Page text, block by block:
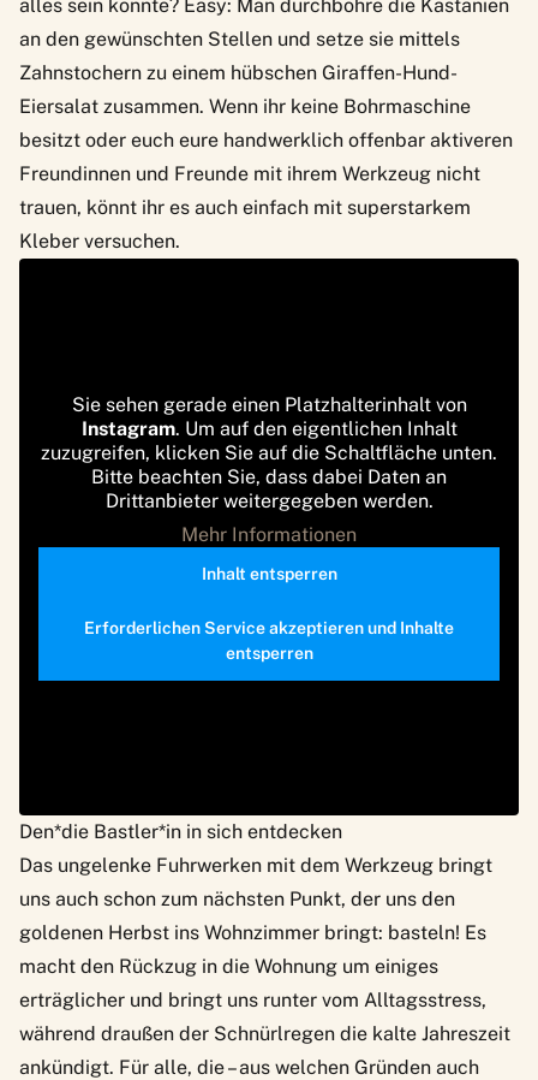
alles sein könnte? Easy: Man durchbohre die Kastanien
an den gewünschten Stellen und setze sie mittels
Zahnstochern zu einem hübschen Giraffen-Hund-
Eiersalat zusammen. Wenn ihr keine Bohrmaschine
besitzt oder euch eure handwerklich offenbar aktiveren
Freundinnen und Freunde mit ihrem Werkzeug nicht
trauen, könnt ihr es auch einfach mit superstarkem
Kleber versuchen.
Sie sehen gerade einen Platzhalterinhalt von
Instagram. Um auf den eigentlichen Inhalt
zuzugreifen, klicken Sie auf die Schaltfläche unten.
Bitte beachten Sie, dass dabei Daten an
Drittanbieter weitergegeben werden.
Mehr Informationen
Inhalt entsperren
Erforderlichen Service akzeptieren und Inhalte
entsperren
Den*die Bastler*in in sich entdecken
Das ungelenke Fuhrwerken mit dem Werkzeug bringt
uns auch schon zum nächsten Punkt, der uns den
goldenen Herbst ins Wohnzimmer bringt: basteln! Es
macht den Rückzug in die Wohnung um einiges
erträglicher und bringt uns runter vom Alltagsstress,
während draußen der Schnürlregen die kalte Jahreszeit
ankündigt. Für alle, die – aus welchen Gründen auch